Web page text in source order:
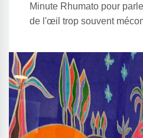
Minute Rhumato pour
de l'œil trop souvent